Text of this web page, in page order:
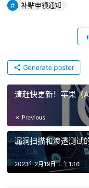
补贴申领通知
Generate poster
请赶快更新！苹果（
Previous
漏洞扫描和渗透测试
2023年2月19日 上午1:16